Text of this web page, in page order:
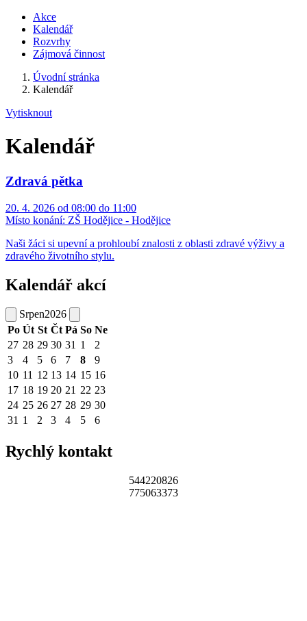
Akce
Kalendář
Rozvrhy
Zájmová činnost
Úvodní stránka
Kalendář
Vytisknout
Kalendář
Zdravá pětka
20. 4. 2026 od 08:00 do 11:00
Místo konání: ZŠ Hodějice - Hodějice
Naši žáci si upevní a prohloubí znalosti z oblasti zdravé výživy a
zdravého životního stylu.
Kalendář akcí
Srpen2026
Po Út St Čt Pá So Ne
27 28 29 30 31 1
2
3
4 5 6 7 8
9
10 11 12 13 14 15 16
17 18 19 20 21 22 23
24 25 26 27 28 29 30
31 1 2 3 4 5 6
Rychlý kontakt
544220826
775063373